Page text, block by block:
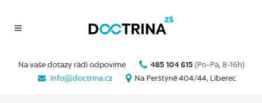
Na vaše dotazy rádi odpovíme 485 104 615 (Po-Pá, 8-16h)
info@doctrina.cz
Na Perštýně 404/44, Liberec